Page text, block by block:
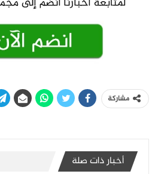
مشاركة
أخبار ذات صلة